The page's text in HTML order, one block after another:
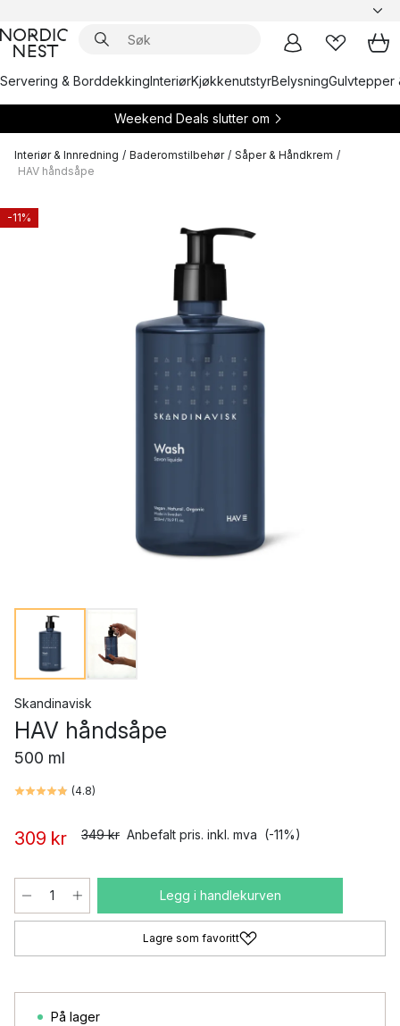
Servering & BorddekkingInteriørKjøkkenutstyrBelysningGulvtepper
Weekend Deals slutter om
Interiør & Innredning / Baderomstilbehør / Såper & Håndkrem /
HAV håndsåpe
-11%
Skandinavisk
HAV håndsåpe
500 ml
(4.8)
309 kr 349 kr Anbefalt pris. inkl. mva (-11%)
Legg i handlekurven
Lagre som favoritt
På lager